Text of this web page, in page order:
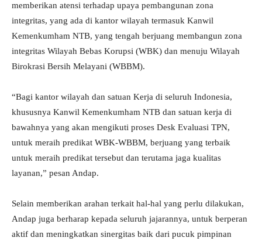
memberikan atensi terhadap upaya pembangunan zona
integritas, yang ada di kantor wilayah termasuk Kanwil
Kemenkumham NTB, yang tengah berjuang membangun zona
integritas Wilayah Bebas Korupsi (WBK) dan menuju Wilayah
Birokrasi Bersih Melayani (WBBM).
“Bagi kantor wilayah dan satuan Kerja di seluruh Indonesia,
khususnya Kanwil Kemenkumham NTB dan satuan kerja di
bawahnya yang akan mengikuti proses Desk Evaluasi TPN,
untuk meraih predikat WBK-WBBM, berjuang yang terbaik
untuk meraih predikat tersebut dan terutama jaga kualitas
layanan,” pesan Andap.
Selain memberikan arahan terkait hal-hal yang perlu dilakukan,
Andap juga berharap kepada seluruh jajarannya, untuk berperan
aktif dan meningkatkan sinergitas baik dari pucuk pimpinan